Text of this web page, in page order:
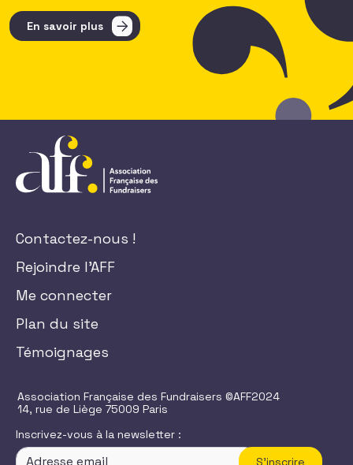
En savoir plus
Contactez-nous !
Rejoindre l'AFF
Me connecter
Plan du site
Témoignages
Association Française des Fundraisers ©AFF2024
14, rue de Liège 75009 Paris
Inscrivez-vous à la newsletter :
S'inscrire